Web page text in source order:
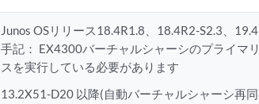
Junos OSリリース18.4R1.8、18.4R2-S2.3、
手記： EX4300バーチャルシャーシのプライマ
スを実行している必要があります
13.2X51-D20 以降(自動バーチャルシャーシ再